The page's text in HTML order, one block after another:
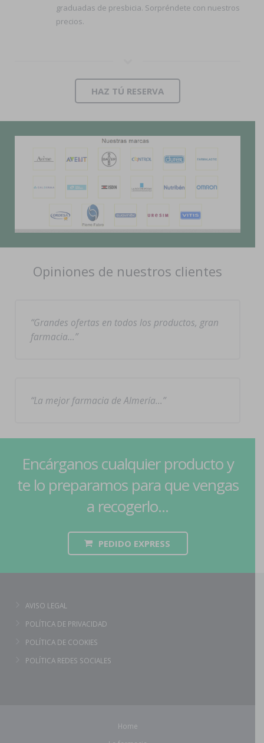
graduadas de presbicia. Sorpréndete con nuestros
precios.
HAZ TÚ RESERVA
Opiniones de nuestros clientes
Grandes ofertas en todos los productos, gran
farmacia…
La mejor farmacia de Almería…
Encárganos cualquier producto y
te lo preparamos para que vengas
a recogerlo...
PEDIDO EXPRESS
AVISO LEGAL
POLÍTICA DE PRIVACIDAD
POLÍTICA DE COOKIES
POLÍTICA REDES SOCIALES
Home